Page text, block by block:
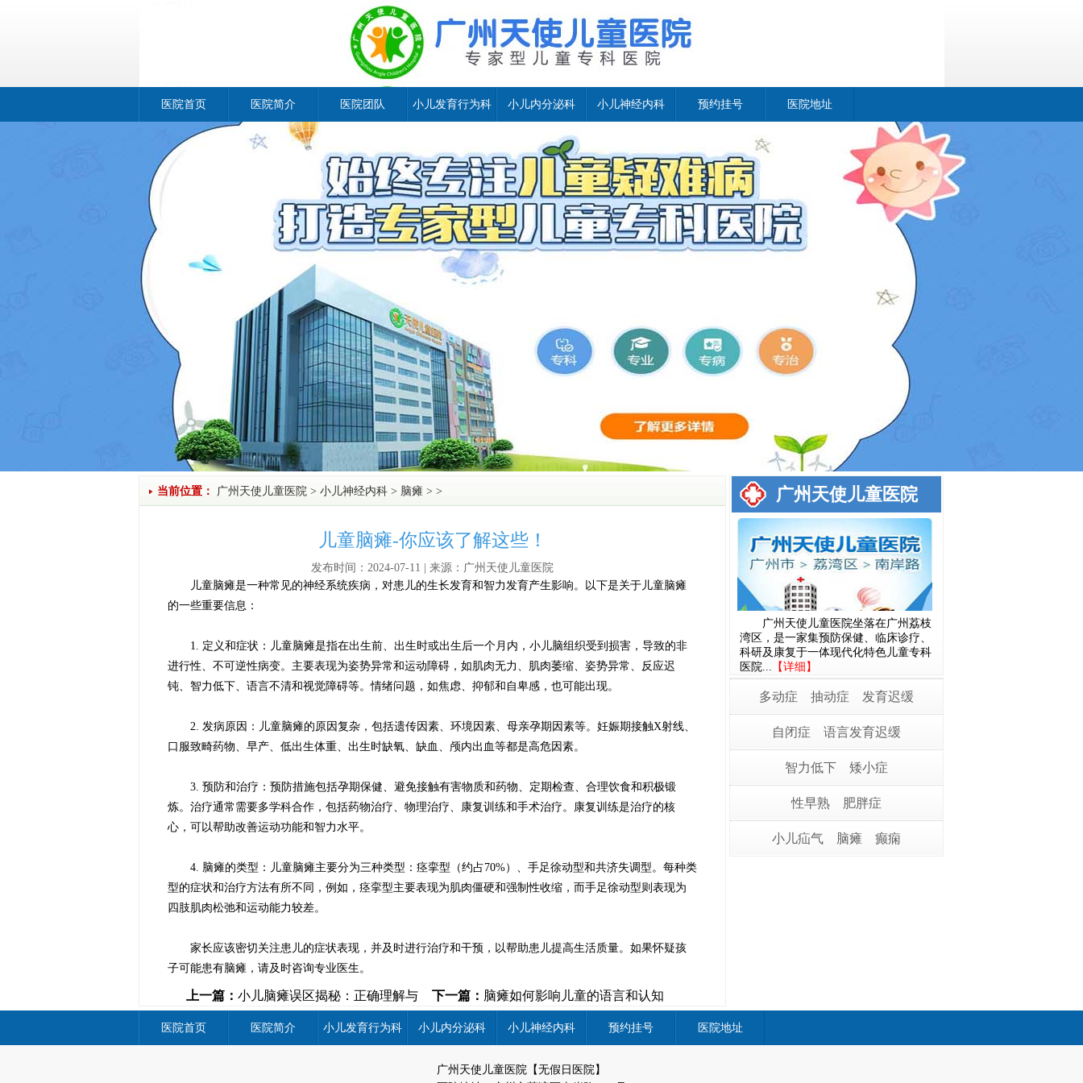
医院首页 医院简介 医院团队 小儿发育行为科 小儿内分泌科 小儿神经内科 预约挂号 医院地址
当前位置： 广州天使儿童医院 > 小儿神经内科 > 脑瘫 > >
儿童脑瘫-你应该了解这些！
发布时间：2024-07-11 | 来源：广州天使儿童医院
儿童脑瘫是一种常见的神经系统疾病，对患儿的生长发育和智力发育产生影响。以下是关于儿童脑瘫
的一些重要信息：
1. 定义和症状：儿童脑瘫是指在出生前、出生时或出生后一个月内，小儿脑组织受到损害，导致的非
进行性、不可逆性病变。主要表现为姿势异常和运动障碍，如肌肉无力、肌肉萎缩、姿势异常、反应迟
钝、智力低下、语言不清和视觉障碍等。情绪问题，如焦虑、抑郁和自卑感，也可能出现。
2. 发病原因：儿童脑瘫的原因复杂，包括遗传因素、环境因素、母亲孕期因素等。妊娠期接触X射线、
口服致畸药物、早产、低出生体重、出生时缺氧、缺血、颅内出血等都是高危因素。
3. 预防和治疗：预防措施包括孕期保健、避免接触有害物质和药物、定期检查、合理饮食和积极锻
炼。治疗通常需要多学科合作，包括药物治疗、物理治疗、康复训练和手术治疗。康复训练是治疗的核
心，可以帮助改善运动功能和智力水平。
4. 脑瘫的类型：儿童脑瘫主要分为三种类型：痉挛型（约占70%）、手足徐动型和共济失调型。每种类
型的症状和治疗方法有所不同，例如，痉挛型主要表现为肌肉僵硬和强制性收缩，而手足徐动型则表现为
四肢肌肉松弛和运动能力较差。
家长应该密切关注患儿的症状表现，并及时进行治疗和干预，以帮助患儿提高生活质量。如果怀疑孩
子可能患有脑瘫，请及时咨询专业医生。
上一篇： 小儿脑瘫误区揭秘：正确理解与
应对策略
下一篇： 脑瘫如何影响儿童的语言和认知
发展
广州天使儿童医院
广州天使儿童医院坐落在广州荔枝
湾区，是一家集预防保健、临床诊疗、
科研及康复于一体现代化特色儿童专科
医院... 【详细】
多动症 抽动症 发育迟缓
自闭症 语言发育迟缓
智力低下 矮小症
性早熟 肥胖症
小儿疝气 脑瘫 癫痫
医院首页 医院简介 小儿发育行为科 小儿内分泌科 小儿神经内科 预约挂号 医院地址
广州天使儿童医院【无假日医院】